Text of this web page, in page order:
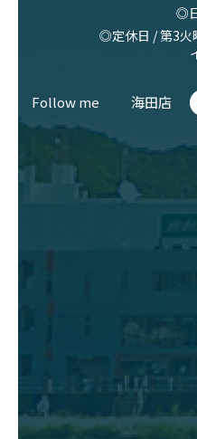
◎
◎定休日 / 第3火
Follow me 海田店